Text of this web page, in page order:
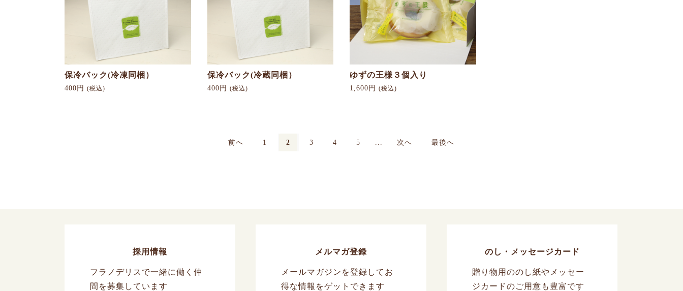
保冷バック(冷凍同梱）
400円 (税込)
保冷バック(冷蔵同梱）
400円 (税込)
ゆずの王様３個入り
1,600円 (税込)
前へ 1 2 3 4 5 次へ 最後へ
採用情報
フラノデリスで一緒に働く仲
間を募集しています
メルマガ登録
メールマガジンを登録してお
得な情報をゲットできます
のし・メッセージカード
贈り物用ののし紙やメッセー
ジカードのご用意も豊富です